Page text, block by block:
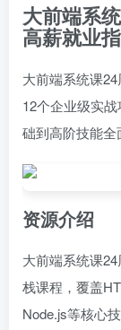
大前端系
高薪就业
大前端系统课
12个企业级实
础到高阶技能全
资源介绍
大前端系统课
栈课程，覆盖
Node.js等核心